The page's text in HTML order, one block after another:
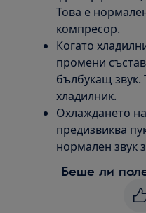
Това е
компресор.
Когато
промени
бълбукащ звук.
хладилник.
Охлаждането
предизвиква
нормален звук
Беше ли